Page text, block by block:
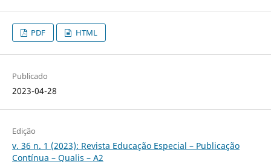
PDF HTML
Publicado
2023-04-28
Edição
v. 36 n. 1 (2023): Revista Educação Especial – Publicação
Contínua – Qualis – A2